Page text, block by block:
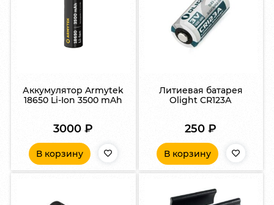
Аккумулятор Armytek
18650 Li-Ion 3500 mAh
3000₽
В корзину
Литиевая батарея
Olight CR123А
250₽
В корзину